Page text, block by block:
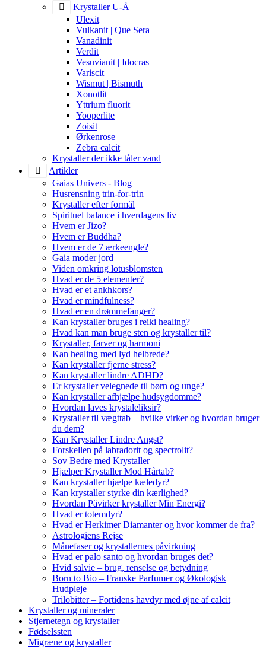
Krystaller U-Å
Ulexit
Vulkanit | Que Sera
Vanadinit
Verdit
Vesuvianit | Idocras
Variscit
Wismut | Bismuth
Xonotlit
Yttrium fluorit
Yooperlite
Zoisit
Ørkenrose
Zebra calcit
Krystaller der ikke tåler vand
Artikler
Gaias Univers - Blog
Husrensning trin-for-trin
Krystaller efter formål
Spirituel balance i hverdagens liv
Hvem er Jizo?
Hvem er Buddha?
Hvem er de 7 ærkeengle?
Gaia moder jord
Viden omkring lotusblomsten
Hvad er de 5 elementer?
Hvad er et ankhkors?
Hvad er mindfulness?
Hvad er en drømmefanger?
Kan krystaller bruges i reiki healing?
Hvad kan man bruge sten og krystaller til?
Krystaller, farver og harmoni
Kan healing med lyd helbrede?
Kan krystaller fjerne stress?
Kan krystaller lindre ADHD?
Er krystaller velegnede til børn og unge?
Kan krystaller afhjælpe hudsygdomme?
Hvordan laves krystaleliksir?
Krystaller til vægttab – hvilke virker og hvordan bruger
du dem?
Kan Krystaller Lindre Angst?
Forskellen på labradorit og spectrolit?
Sov Bedre med Krystaller
Hjælper Krystaller Mod Hårtab?
Kan krystaller hjælpe kæledyr?
Kan krystaller styrke din kærlighed?
Hvordan Påvirker krystaller Min Energi?
Hvad er totemdyr?
Hvad er Herkimer Diamanter og hvor kommer de fra?
Astrologiens Rejse
Månefaser og krystallernes påvirkning
Hvad er palo santo og hvordan bruges det?
Hvid salvie – brug, renselse og betydning
Born to Bio – Franske Parfumer og Økologisk
Hudpleje
Trilobitter – Fortidens havdyr med øjne af calcit
Krystaller og mineraler
Stjernetegn og krystaller
Fødselssten
Migræne og krystaller